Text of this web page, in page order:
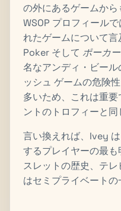
の外にあるゲームか
WSOP プロフィール
れたゲームについて言
Poker そして ポーカ
名なアンディ・ビー
ッシュ ゲームの危険
多いため、これは重
ントのトロフィーと同
言い換えれば、Ivey
するプレイヤーの最も
スレットの歴史、テ
はセミプライベートの